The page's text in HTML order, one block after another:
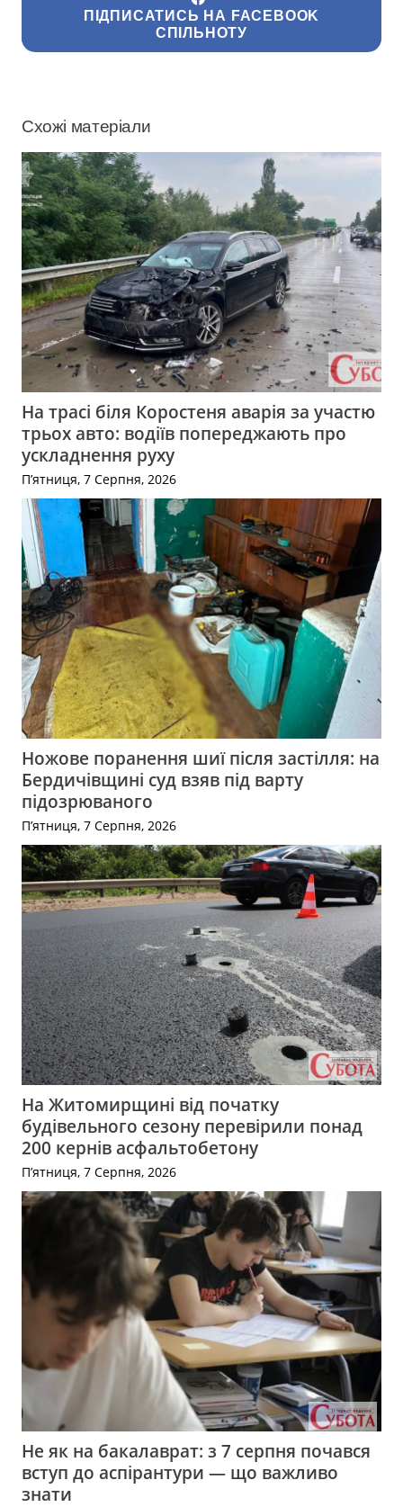
ПІДПИСАТИСЬ НА FACEBOOK
СПІЛЬНОТУ
Схожі матеріали
На трасі біля Коростеня аварія за участю
трьох авто: водіїв попереджають про
ускладнення руху
П’ятниця, 7 Серпня, 2026
Ножове поранення шиї після застілля: на
Бердичівщині суд взяв під варту
підозрюваного
П’ятниця, 7 Серпня, 2026
На Житомирщині від початку
будівельного сезону перевірили понад
200 кернів асфальтобетону
П’ятниця, 7 Серпня, 2026
Не як на бакалаврат: з 7 серпня почався
вступ до аспірантури — що важливо
знати